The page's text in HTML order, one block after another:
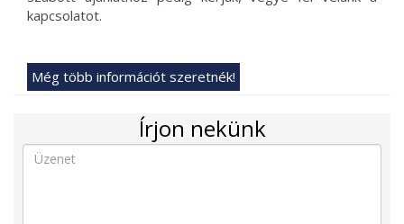
kapcsolatot.
Még több információt szeretnék!
Írjon nekünk